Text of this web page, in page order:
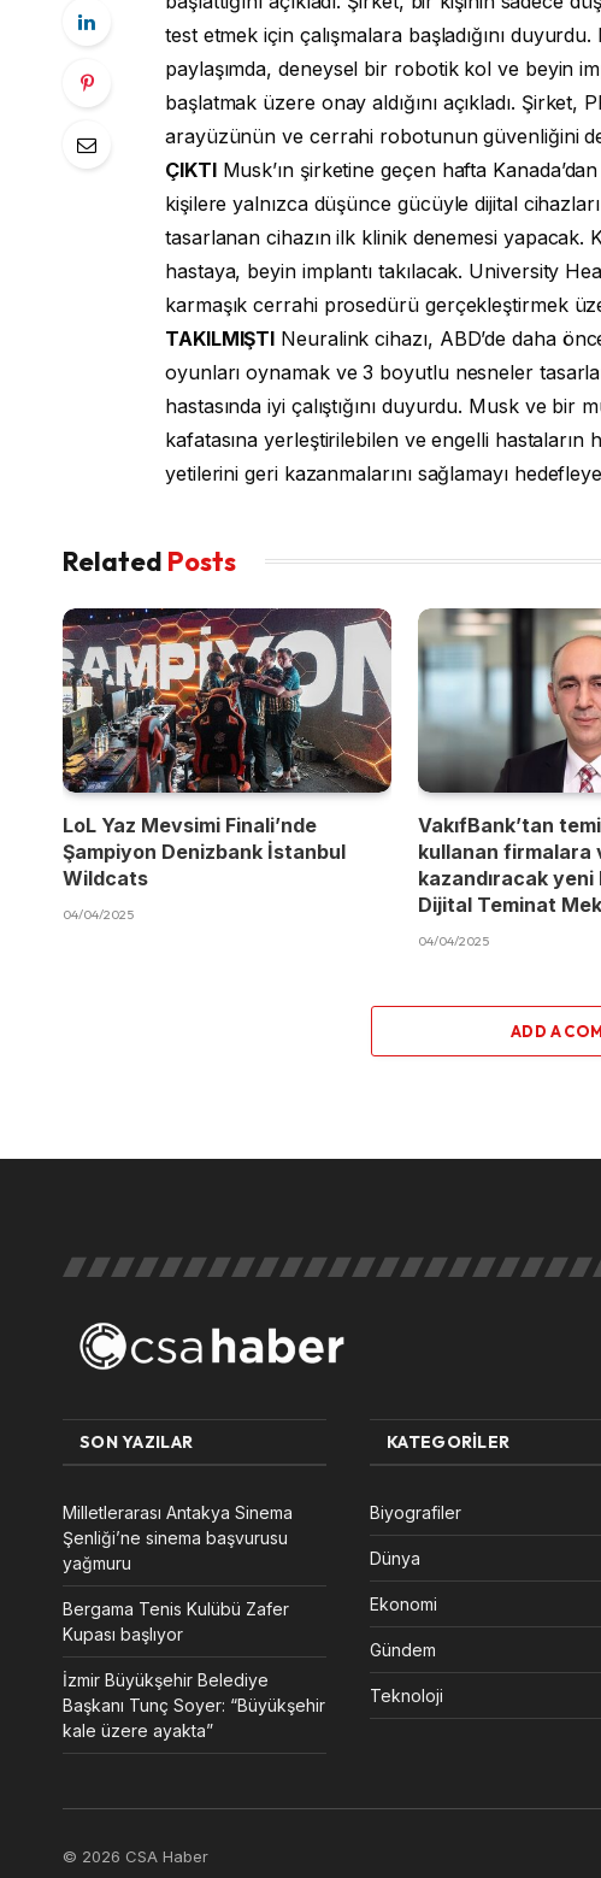
test etmek için çalışmalara başladığını
paylaşımda, deneysel bir robotik kol ve beyin
başlatmak üzere onay aldığını açıkladı.
arayüzünün ve cerrahi robotunun güvenliğini
ÇIKTIMusk’ın şirketine geçen hafta
kişilere yalnızca düşünce gücüyle dijital
tasarlanan cihazın ilk klinik denemesi yapacak.
hastaya, beyin implantı takılacak. University
karmaşık cerrahi prosedürü gerçekleştirmek
TAKILMIŞTI Neuralink cihazı, ABD’de daha
oyunları oynamak ve 3 boyutlu nesneler
hastasında iyi çalıştığını duyurdu. Musk ve
kafatasına yerleştirilebilen ve engelli hastaların
yetilerini geri kazanmalarını sağlamayı
Related Posts
LoL Yaz Mevsimi Finali’nde
Şampiyon Denizbank İstanbul
Wildcats
04/04/2025
VakıfBank’tan
kullanan firmalara
kazandıracak
Dijital Teminat
04/04/2025
ADD A
SON YAZILAR
Milletlerarası Antakya Sinema
Şenliği’ne sinema başvurusu
yağmuru
Bergama Tenis Kulübü Zafer
Kupası başlıyor
İzmir Büyükşehir Belediye
Başkanı Tunç Soyer: “Büyükşehir
kale üzere ayakta”
KATEGORILER
Biyografiler
Dünya
Ekonomi
Gündem
Teknoloji
© 2026 CSA Haber